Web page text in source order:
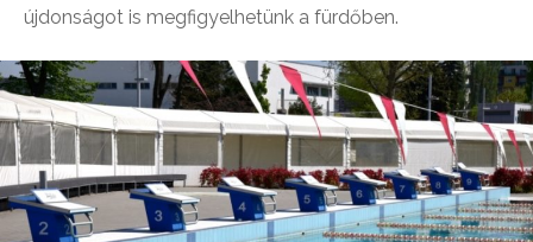
újdonságot is megfigyelhetünk a fürdőben.